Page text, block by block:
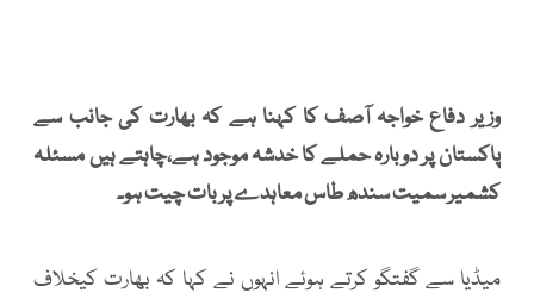
وزیر دفاع خواجہ آصف کا کہنا ہے کہ بھارت کی جانب سے
پاکستان پر دوبارہ حملے کا خدشہ موجود ہے،چاہتے ہیں مسئلہ
کشمیر سمیت سندھ طاس معاہدے پر بات چیت ہو۔
میڈیا سے گفتگو کرتے ہوئے انہوں نے کہا کہ بھارت کیخلاف